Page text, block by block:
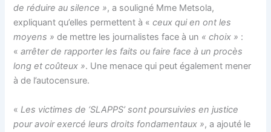
de réduire au silence », a souligné Mme Metsola,
expliquant qu’elles permettent à «ceux qui en ont les
moyens » de mettre les journalistes face à un « choix » :
«arrêter de rapporter les faits ou faire face à un procès
long et coûteux ». Une menace qui peut également mener
à de l’autocensure.
«Les victimes de ‘SLAPPS’ sont poursuivies en justice
pour avoir exercé leurs droits fondamentaux », a ajouté le